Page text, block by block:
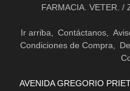
FARMACIA. VETER. /
Ir arriba Contáctanos
Condiciones de Compra
AVENIDA GREGORIO